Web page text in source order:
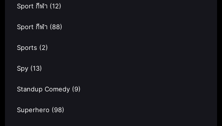
Sport กีฬา (12)
Sport กีฬา (88)
Sports (2)
Spy (13)
Standup Comedy (9)
Superhero (98)